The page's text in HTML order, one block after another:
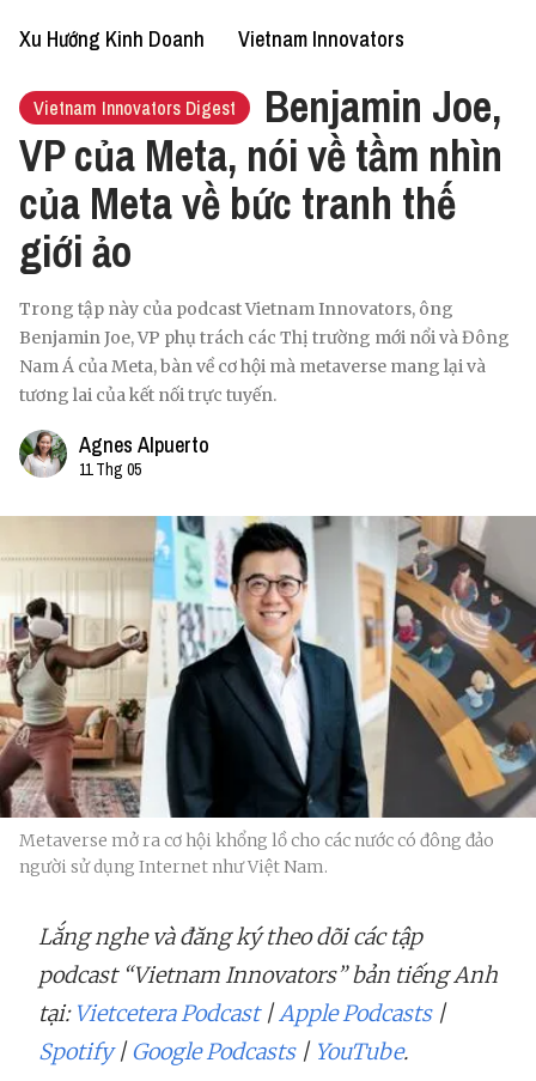
Xu Hướng Kinh Doanh Vietnam Innovators
Vietnam Innovators Digest
Benjamin Joe,
VP của Meta, nói về tầm nhìn
của Meta về bức tranh thế
giới ảo
Trong tập này của podcast Vietnam Innovators, ông
Benjamin Joe, VP phụ trách các Thị trường mới nổi và Đông
Nam Á của Meta, bàn về cơ hội mà metaverse mang lại và
tương lai của kết nối trực tuyến.
Agnes Alpuerto
11 Thg 05
Metaverse mở ra cơ hội khổng lồ cho các nước có đông đảo
người sử dụng Internet như Việt Nam.
Lắng nghe và đăng ký theo dõi các tập
podcast “Vietnam Innovators” bản tiếng Anh
tại: Vietcetera Podcast|Apple Podcasts|
Spotify| Google Podcasts| YouTube.